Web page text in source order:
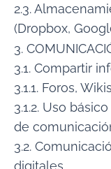
2.3.
(Dropbox,
3.
3.1. Compartir
3.1.1. Foros,
3.1.2. Uso
de
3.2.